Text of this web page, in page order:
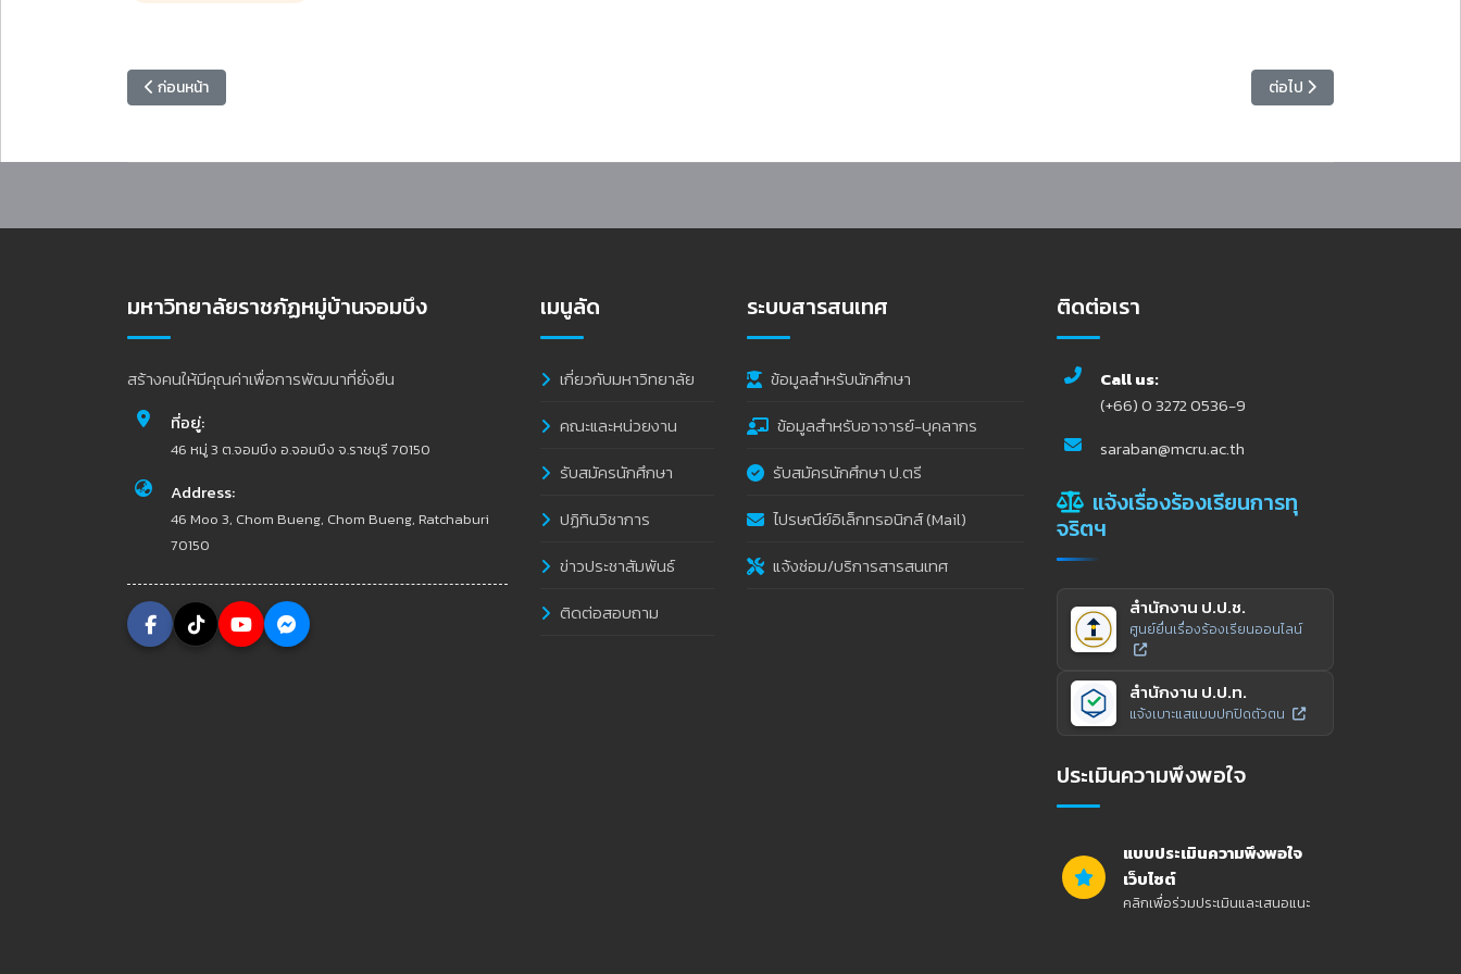
เนื้อหาก่อนหน้า: พิธีเปิดพิพิธภัณฑ์แหล่งเรียนรู้ 8 ชาติพันธุ์ ส่งเสริมอัตลักษณ์และความหลากหลายทางวัฒนธรรม
ก่อนหน้า เนื้อหาถัดไป: พิธีทำบุญตักบาต
ต่อไป
มหาวิทยาลัยราชภัฏหมู่บ้านจอมบึง
สร้างคนให้มีคุณค่าเพื่อการพัฒนาที่ยั่งยืน
ที่อยู่:
46 หมู่ 3 ต.จอมบึง อ.จอมบึง จ.ราชบุรี 70150
Address:
46 Moo 3, Chom Bueng, Chom Bueng, Ratchaburi
70150
เมนูลัด
เกี่ยวกับมหาวิทยาลัย
คณะและหน่วยงาน
รับสมัครนักศึกษา
ปฏิทินวิชาการ
ข่าวประชาสัมพันธ์
ติดต่อสอบถาม
ระบบสารสนเทศ
ข้อมูลสำหรับนักศึกษา
ข้อมูลสำหรับอาจารย์-บุคลากร
รับสมัครนักศึกษา ป.ตรี
ไปรษณีย์อิเล็กทรอนิกส์ (Mail)
แจ้งซ่อม/บริการสารสนเทศ
ติดต่อเรา
Call us:
(+66) 0 3272 0536-9
saraban@mcru.ac.th
แจ้งเรื่องร้องเรียนการทุ
จริตฯ
สำนักงาน ป.ป.ช.
ศูนย์ยื่นเรื่องร้องเรียนออนไลน์
สำนักงาน ป.ป.ท.
แจ้งเบาะแสแบบปกปิดตัวตน
ประเมินความพึงพอใจ
แบบประเมินความพึงพอใจ
เว็บไซต์
คลิกเพื่อร่วมประเมินและเสนอแนะ